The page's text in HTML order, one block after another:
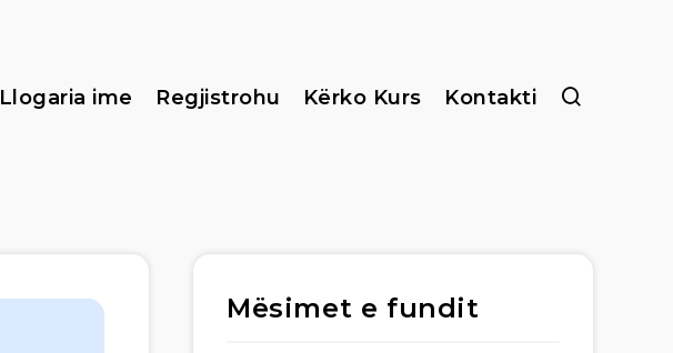
Llogaria ime Regjistrohu Kërko Kurs Kontakti
Mësimet e fundit